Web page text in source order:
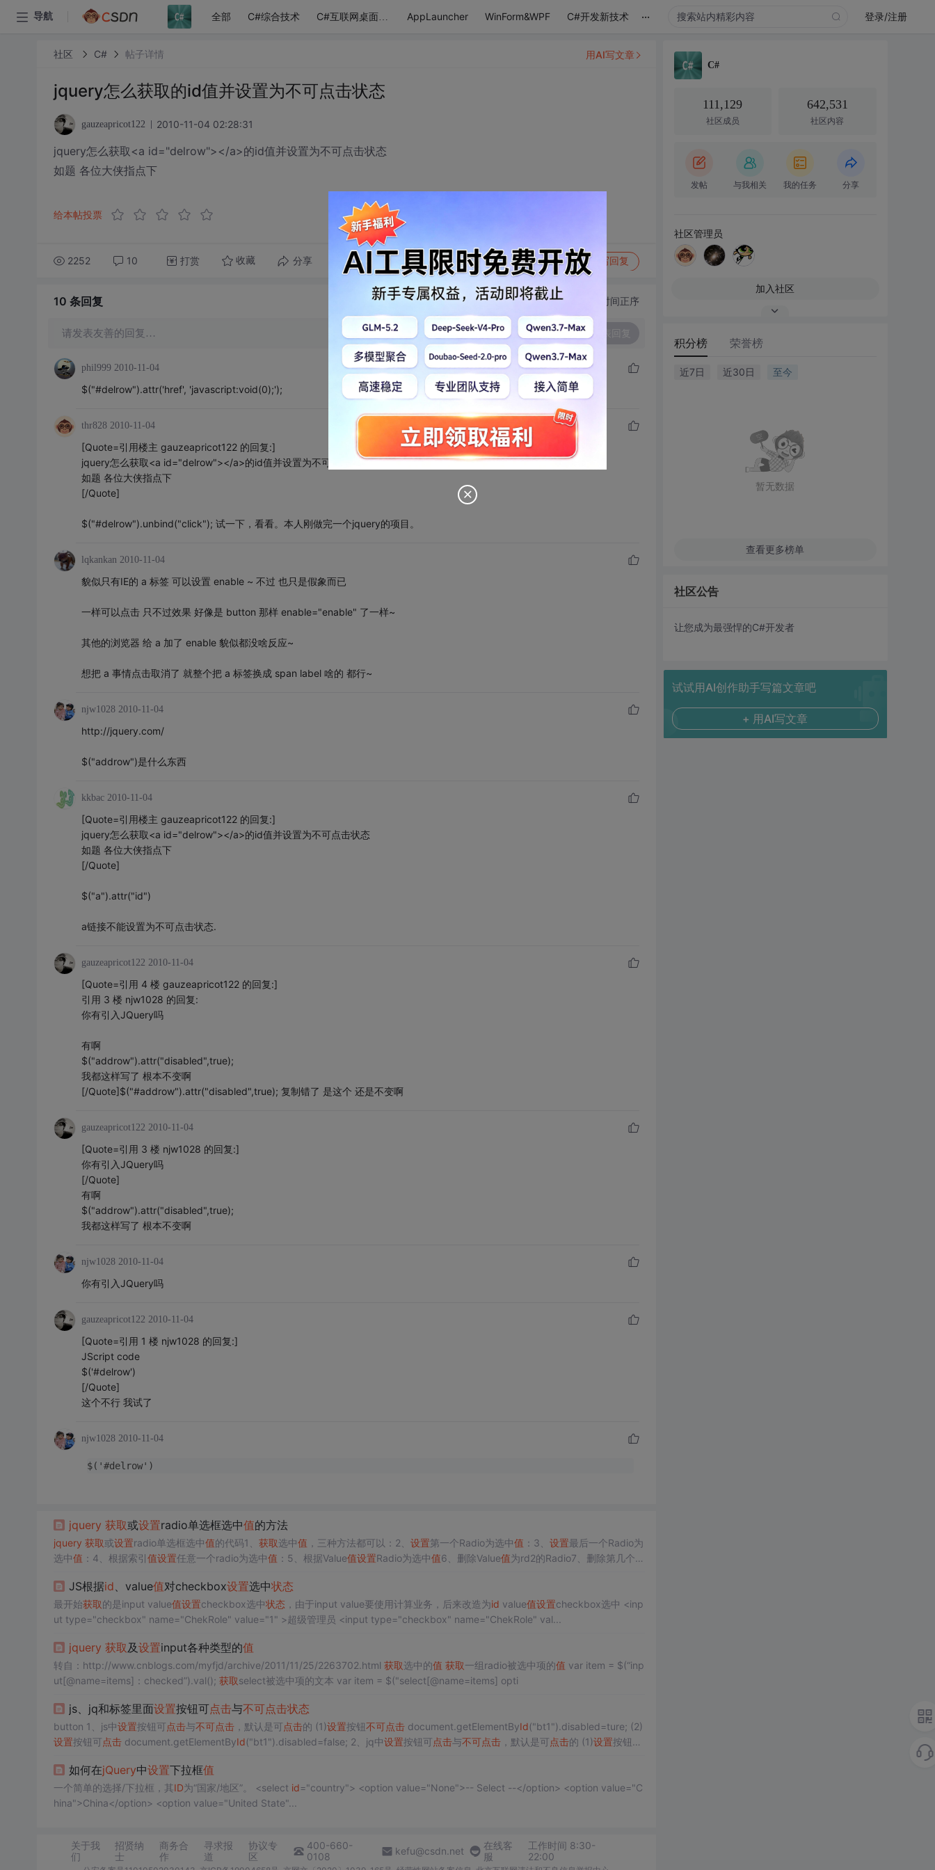
导航 全部 C#综合技术 C#互联网桌面应用 AppLauncher WinForm&WPF C#开发新技术 ... 登录/注册
社区 C# 帖子详情
jquery怎么获取的id值并设置为不可点击状态
gauzeapricot122 2010-11-04 02:28:31
jquery怎么获取<a id="delrow"></a>的id值并设置为不可点击状态
如题 各位大侠指点下
给本帖投票
2252 10 打赏 收藏 分享 转发到动态 举报 写回复
用AI写文章
10 条回复 切换为时间正序
请发表友善的回复… 发表回复
phil999 2010-11-04
$("#delrow").attr('href', 'javascript:void(0);');
thr828 2010-11-04
[Quote=引用楼主 gauzeapricot122 的回复:]
jquery怎么获取<a id="delrow"></a>的id值并设置为不可点击状态
如题 各位大侠指点下
[/Quote]
$("#delrow").unbind("click"); 试一下，看看。本人刚做完一个jquery的项目。
lqkankan 2010-11-04
貌似只有IE的 a 标签 可以设置 enable ~ 不过 也只是假象而已
一样可以点击 只不过效果 好像是 button 那样 enable="enable" 了一样~
其他的浏览器 给 a 加了 enable 貌似都没啥反应~
想把 a 事情点击取消了 就整个把 a 标签换成 span label 啥的 都行~
njw1028 2010-11-04
http://jquery.com/
$("addrow")是什么东西
kkbac 2010-11-04
[Quote=引用楼主 gauzeapricot122 的回复:]
jquery怎么获取<a id="delrow"></a>的id值并设置为不可点击状态
如题 各位大侠指点下
[/Quote]
$("a").attr("id")
a链接不能设置为不可点击状态.
gauzeapricot122 2010-11-04
[Quote=引用 4 楼 gauzeapricot122 的回复:]
引用 3 楼 njw1028 的回复:
你有引入JQuery吗
有啊
$("addrow").attr("disabled",true);
我都这样写了 根本不变啊
[/Quote]$("#addrow").attr("disabled",true); 复制错了 是这个 还是不变啊
gauzeapricot122 2010-11-04
[Quote=引用 3 楼 njw1028 的回复:]
你有引入JQuery吗
[/Quote]
有啊
$("addrow").attr("disabled",true);
我都这样写了 根本不变啊
njw1028 2010-11-04
你有引入JQuery吗
gauzeapricot122 2010-11-04
[Quote=引用 1 楼 njw1028 的回复:]
JScript code
$('#delrow')
[/Quote]
这个不行 我试了
njw1028 2010-11-04
$('#delrow')
jquery 获取或设置radio单选框选中值的方法
jquery 获取或设置radio单选框选中值的代码1、 获取选中值 ，三种方法都可以：2、 设置第一个Radio为选中值 ：3、 设置最后一个Radio为
选中值 ：4、根据索引值设置任意一个radio为选中值 ：5、根据Value值设置Radio为选中值6、删除Value值为rd2的Radio7、删除第几个R
JS根据id、value值对checkbox设置选中状态
最开始获取的是input value值设置checkbox选中状态，由于input value要使用计算业务，后来改造为id value值设置checkbox选中 <inp
ut type="checkbox" name="ChekRole" value="1" >超级管理员 <input type="checkbox" name="ChekRole" val...
jquery 获取及设置input各种类型的值
转自：http://www.cnblogs.com/myfjd/archive/2011/11/25/2263702.html 获取选中的值 获取一组radio被选中项的值 var item = $(“inp
ut[@name=items]：checked”).val(); 获取select被选中项的文本 var item = $("select[@name=items] opti
js、jq和标签里面设置按钮可点击与不可点击状态
button 1、js中设置按钮可点击与不可点击，默认是可点击的 (1)设置按钮不可点击 document.getElementById("bt1").disabled=ture; (2)
设置按钮可点击document.getElementById("bt1").disabled=false; 2、jq中设置按钮可点击与不可点击，默认是可点击的 (1)设置按钮 不
如何在jQuery中设置下拉框值
一个简单的选择/下拉框，其ID 为“国家/地区”。 <select id="country"> <option value="None">-- Select --</option> <option value="C
hina">China</option> <option value="United State"...
关于我
们
招贤纳
士
商务合
作
寻求报
道
协议专
区
400-660-
0108
kefu@csdn.net
在线客
服
工作时间 8:30-
22:00
C#
111,129
社区成员
642,531
社区内容
发帖 与我相关 我的任务 分享
社区管理员
加入社区
积分榜 荣誉榜
近7日 近30日 至今
暂无数据
查看更多榜单
社区公告
让您成为最强悍的C#开发者
试试用AI创作助手写篇文章吧
+ 用AI写文章